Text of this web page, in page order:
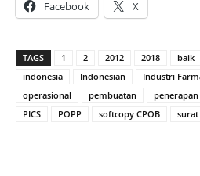
Facebook X
TAGS 1 2 2012 2018 baik
indonesia
Indonesian Industri
operasional
pembuatan penerapan
PICS
POPP softcopy CPOB surat